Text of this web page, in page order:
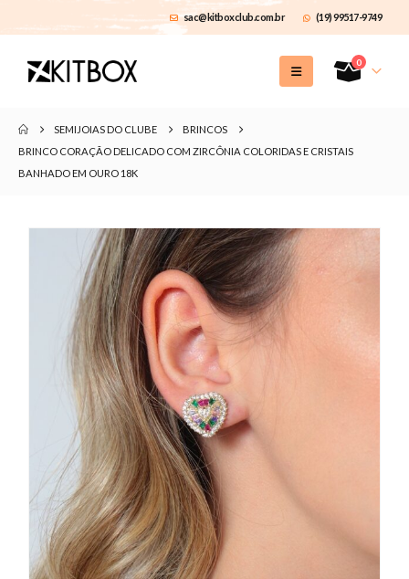
sac@kitboxclub.com.br (19) 99517-9749
0
SEMIJOIAS DO CLUBE
BRINCOS
BRINCO CORAÇÃO DELICADO COM ZIRCÔNIA COLORIDAS E CRISTAIS
BANHADO EM OURO 18K